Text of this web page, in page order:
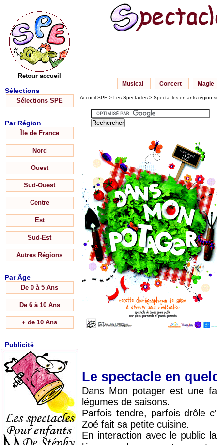
Retour accueil
Sélections
Sélections SPE
Par Région
Île de France
Nord
Ouest
Sud-Ouest
Centre
Est
Sud-Est
Autres Régions
Par Âge
De 0 à 5 Ans
De 6 à 10 Ans
+ de 10 Ans
Publicité
Musical Concert Magie
Accueil SPE > Les Spectacles > Spectacles enfants région
Le spectacle en
Dans Mon potager est une
légumes de saisons.
Parfois tendre, parfois drôle
Zoé fait sa petite cuisine.
En interaction avec le public